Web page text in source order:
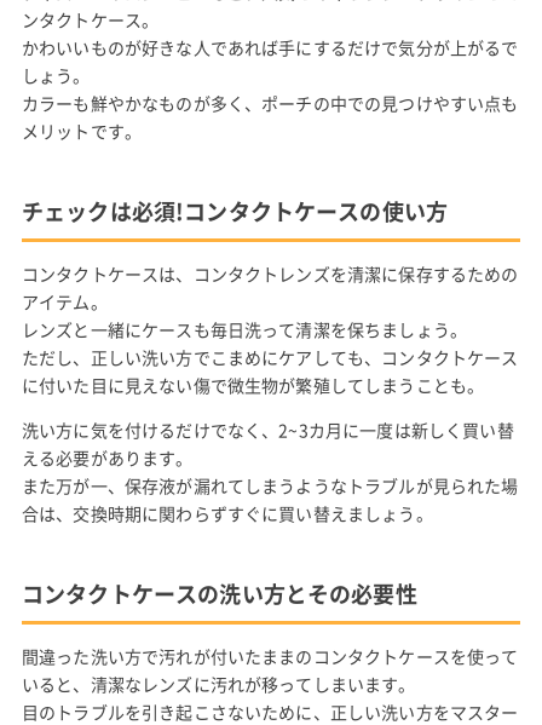
ンタクトケース。
かわいいものが好きな人であれば手にするだけで気分が上がるで
しょう。
カラーも鮮やかなものが多く、ポーチの中での見つけやすい点も
メリットです。
チェックは必須!コンタクトケースの使い方
コンタクトケースは、コンタクトレンズを清潔に保存するための
アイテム。
レンズと一緒にケースも毎日洗って清潔を保ちましょう。
ただし、正しい洗い方でこまめにケアしても、コンタクトケース
に付いた目に見えない傷で微生物が繁殖してしまうことも。
洗い方に気を付けるだけでなく、2~3カ月に一度は新しく買い替
える必要があります。
また万が一、保存液が漏れてしまうようなトラブルが見られた場
合は、交換時期に関わらずすぐに買い替えましょう。
コンタクトケースの洗い方とその必要性
間違った洗い方で汚れが付いたままのコンタクトケースを使って
いると、清潔なレンズに汚れが移ってしまいます。
目のトラブルを引き起こさないために、正しい洗い方をマスター